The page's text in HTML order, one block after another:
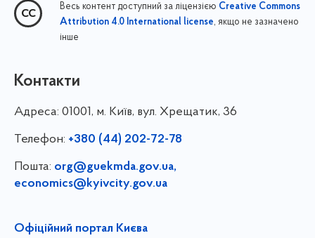
Весь контент доступний за ліцензією Creative Commons
Attribution 4.0 International license, якщо не зазначено
інше
Контакти
Адреса: 01001, м. Київ, вул. Хрещатик, 36
Телефон: +380 (44) 202-72-78
Пошта: org@guekmda.gov.ua,
economics@kyivcity.gov.ua
Офіційний портал Києва